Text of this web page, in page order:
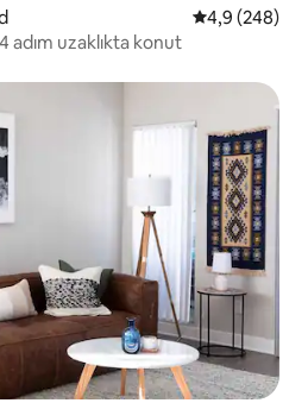
5 üzerinden
4,9 (248)
adım uzaklıkta konut